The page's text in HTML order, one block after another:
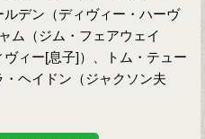
デン（ディヴィー・ハーヴ
ム（ジム・フェアウェイ
ィー[息子]）、トム・テュー
ヘイドン（ジャクソン夫